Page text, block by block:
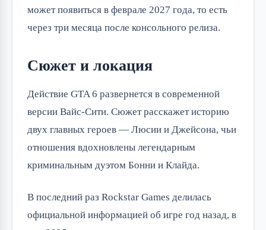
может появиться в феврале 2027 года, то есть
через три месяца после консольного релиза.
Сюжет и локация
Действие GTA 6 развернется в современной
версии Вайс-Сити. Сюжет расскажет историю
двух главных героев — Люсии и Джейсона, чьи
отношения вдохновлены легендарным
криминальным дуэтом Бонни и Клайда.
В последний раз Rockstar Games делилась
официальной информацией об игре год назад, в